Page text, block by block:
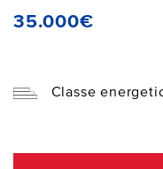
35.000€
Classe